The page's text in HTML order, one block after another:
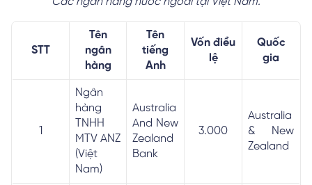
STT
Tên
ngân
hàng
Tên
tiếng
Anh
Vốn điều
lệ
Quốc
gia
1
Ngân
hàng
TNHH
MTV ANZ
(Việt
Nam)
Australia
And New
Zealand
Bank
3.000
Australia
& New
Zealand